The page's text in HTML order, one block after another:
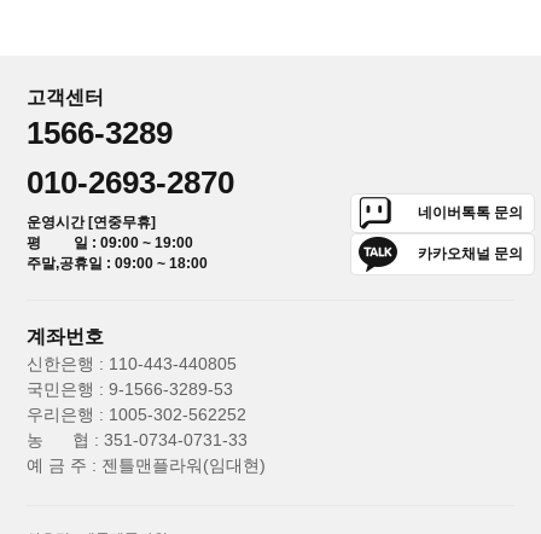
고객센터
1566-3289
010-2693-2870
운영시간 [연중무휴]
평 일 : 09:00 ~ 19:00
주말,공휴일 : 09:00 ~ 18:00
네이버톡톡 문의
카카오채널 문의
계좌번호
신한은행 : 110-443-440805
국민은행 : 9-1566-3289-53
우리은행 : 1005-302-562252
농 협 : 351-0734-0731-33
예 금 주 : 젠틀맨플라워(임대현)